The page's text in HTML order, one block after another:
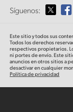
Supervisión
Almacenamiento en
Direccionamiento y
Transmisión y
Medios
Selecciona un
Australia
Austria
Síguenos:
Este sitio y todos sus
Todos los derechos
respectivos propietarios.
ni portes de envío. Este
anuncios en otros sitios a
desactivar en cualquier
Política de privacidad